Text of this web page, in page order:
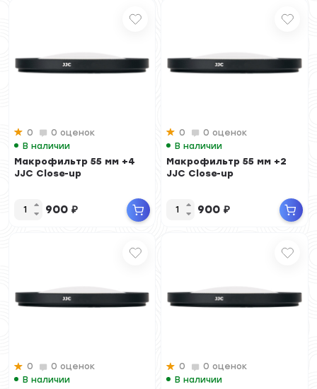
0
0 оценок
В наличии
Макрофильтр 55 мм +4
JJC Close-up
900 ₽
0
0 оценок
В наличии
Макрофильтр 55 мм +2
JJC Close-up
900 ₽
0
0 оценок
В наличии
0
0 оценок
В наличии